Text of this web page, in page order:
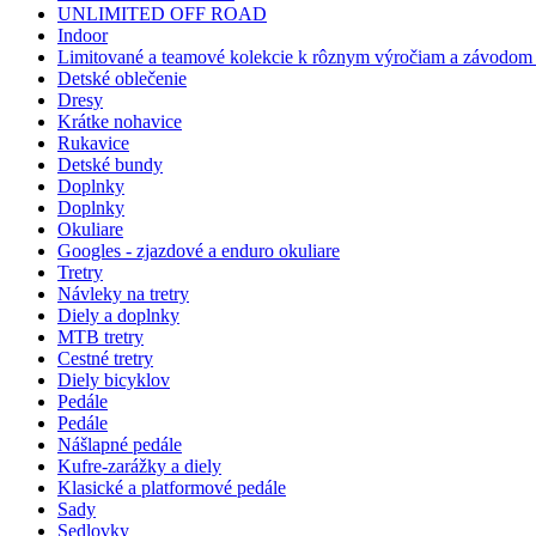
UNLIMITED OFF ROAD
Indoor
Limitované a teamové kolekcie k rôznym výročiam a
Detské oblečenie
Dresy
Krátke nohavice
Rukavice
Detské bundy
Doplnky
Doplnky
Okuliare
Googles - zjazdové a enduro okuliare
Tretry
Návleky na tretry
Diely a doplnky
MTB tretry
Cestné tretry
Diely bicyklov
Pedále
Pedále
Nášlapné pedále
Kufre-zarážky a diely
Klasické a platformové pedále
Sady
Sedlovky